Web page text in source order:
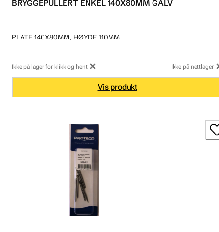
BRYGGEPULLERT ENKEL 140X80MM GALV
PLATE 140X80MM, HØYDE 110MM
Ikke på lager for klikk og hent Ikke på nettlager
Vis produkt